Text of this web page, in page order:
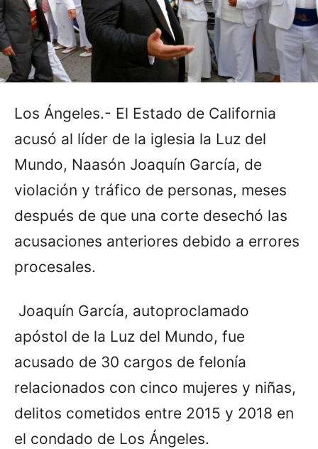
Los Ángeles.- El Estado de California
acusó al líder de la iglesia la Luz del
Mundo, Naasón Joaquín García, de
violación y tráfico de personas, meses
después de que una corte desechó las
acusaciones anteriores debido a errores
procesales.
Joaquín García, autoproclamado
apóstol de la Luz del Mundo, fue
acusado de 30 cargos de felonía
relacionados con cinco mujeres y niñas,
delitos cometidos entre 2015 y 2018 en
el condado de Los Ángeles.